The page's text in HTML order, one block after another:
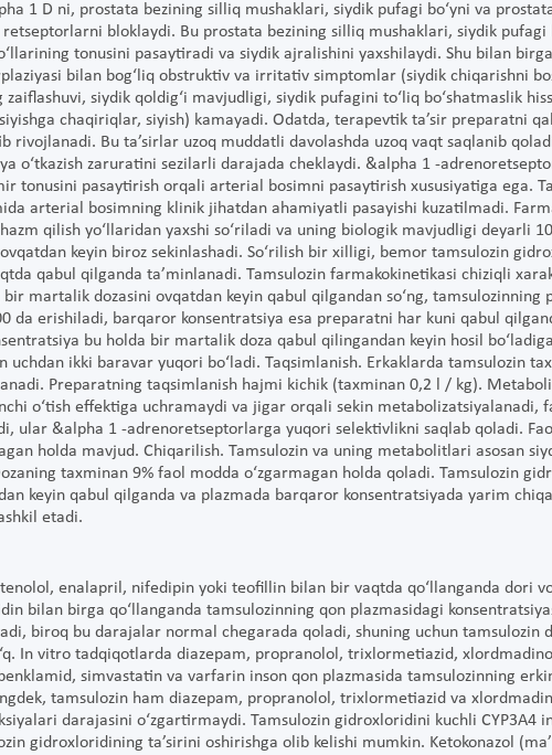
1 D ni, prostata bezining silliq mushaklari, siydik pufagi bo‘yni va
bloklaydi. Bu prostata bezining silliq mushaklari, siydik pufagi
tonusini pasaytiradi va siydik ajralishini yaxshilaydi. Shu bilan
bilan bog‘liq obstruktiv va irritativ simptomlar (siydik chiqarishni
siydik qoldig‘i mavjudligi, siydik pufagini to‘liq bo‘shatmaslik
chaqiriqlar, siyish) kamayadi. Odatda, terapevtik ta’sir preparatni
rivojlanadi. Bu ta’sirlar uzoq muddatli davolashda uzoq vaqt saqlanib
o‘tkazish zaruratini sezilarli darajada cheklaydi. &alpha 1 -
tonusini pasaytirish orqali arterial bosimni pasaytirish xususiyatiga ega.
arterial bosimning klinik jihatdan ahamiyatli pasayishi kuzatilmadi.
qilish yo‘llaridan yaxshi so‘riladi va uning biologik mavjudligi deyarli
keyin biroz sekinlashadi. So‘rilish bir xilligi, bemor tamsulozin
qabul qilganda ta’minlanadi. Tamsulozin farmakokinetikasi chiziqli
martalik dozasini ovqatdan keyin qabul qilgandan so‘ng, tamsulozinning
da erishiladi, barqaror konsentratsiya esa preparatni har kuni qabul
bu holda bir martalik doza qabul qilingandan keyin hosil
uchdan ikki baravar yuqori bo‘ladi. Taqsimlanish. Erkaklarda tamsulozin
Preparatning taqsimlanish hajmi kichik (taxminan 0,2 l / kg).
o‘tish effektiga uchramaydi va jigar orqali sekin metabolizatsiyalanadi,
ular &alpha 1 -adrenoretseptorlarga yuqori selektivlikni saqlab qoladi.
holda mavjud. Chiqarilish. Tamsulozin va uning metabolitlari asosan
taxminan 9% faol modda o‘zgarmagan holda qoladi. Tamsulozin
keyin qabul qilganda va plazmada barqaror konsentratsiyada yarim
etadi.
enalapril, nifedipin yoki teofillin bilan bir vaqtda qo‘llanganda dori
bilan birga qo‘llanganda tamsulozinning qon plazmasidagi
biroq bu darajalar normal chegarada qoladi, shuning uchun tamsulozin
In vitro tadqiqotlarda diazepam, propranolol, trixlormetiazid,
simvastatin va varfarin inson qon plazmasida tamsulozinning
tamsulozin ham diazepam, propranolol, trixlormetiazid va
darajasini o‘zgartirmaydi. Tamsulozin gidroxloridini kuchli CYP3A4
gidroxloridining ta’sirini oshirishga olib kelishi mumkin. Ketokonazol